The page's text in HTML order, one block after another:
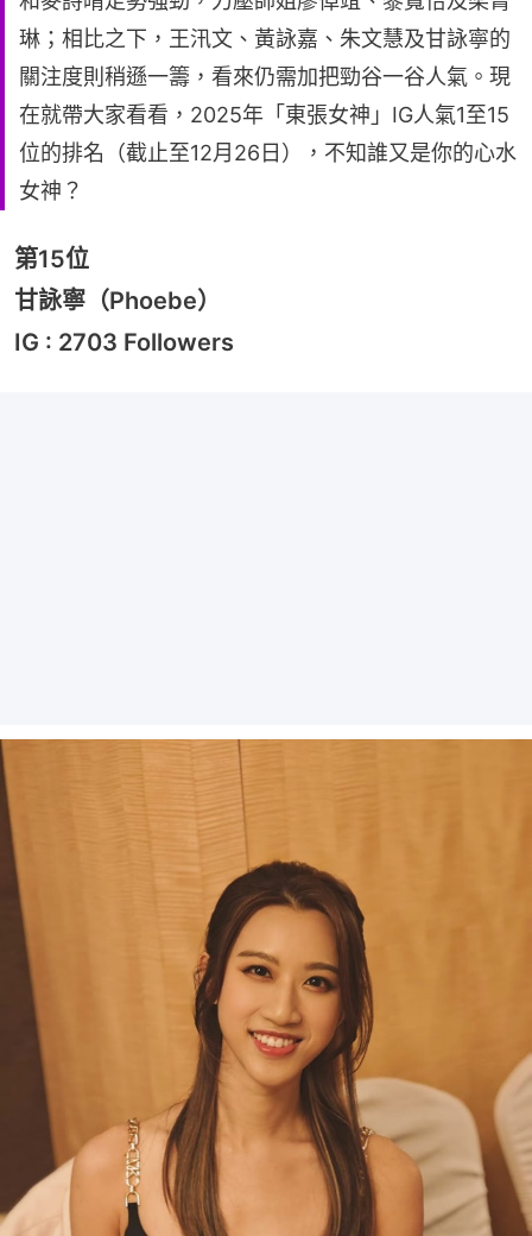
琳；相比之下，王汛文、黃詠嘉、朱文慧及甘詠寧的
關注度則稍遜一籌，看來仍需加把勁谷一谷人氣。現
在就帶大家看看，2025年「東張女神」IG人氣1至15
位的排名（截止至12月26日），不知誰又是你的心水
女神？
第15位
甘詠寧（Phoebe）
IG : 2703 Followers